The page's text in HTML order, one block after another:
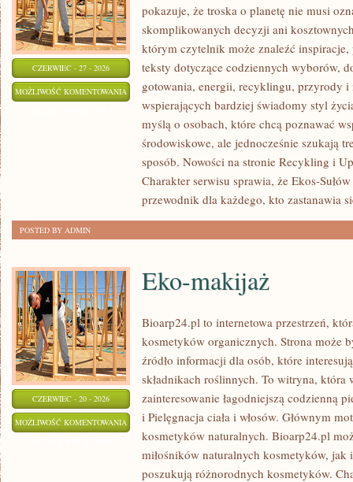
CZERWIEC - 27 - 2026
MOŻLIWOŚĆ KOMENTOWANIA TECHNOLOGIE
PLANETY
pokazuje, że troska o planetę nie musi
skomplikowanych decyzji ani
którym czytelnik może znaleźć inspiracje,
teksty dotyczące codziennych wyborów,
gotowania, energii, recyklingu, przyrody i
wspierających bardziej świadomy styl
myślą o osobach, które chcą poznawać
środowiskowe, ale jednocześnie szukają
sposób. Nowości na stronie Recykling i
Charakter serwisu sprawia, że Ekos-
przewodnik dla każdego, kto zastanawia
POSTED BY ADMIN
CZERWIEC - 20 - 2026
MOŻLIWOŚĆ KOMENTOWANIA EKO-
MAKIJAŻ
Eko-makijaż
Bioarp24.pl to internetowa przestrzeń,
kosmetyków organicznych. Strona może
źródło informacji dla osób, które
składnikach roślinnych. To witryna, która
zainteresowanie łagodniejszą codzienną
i Pielęgnacja ciała i włosów. Głównym
kosmetyków naturalnych. Bioarp24.pl
miłośników naturalnych kosmetyków,
poszukują różnorodnych kosmetyków.